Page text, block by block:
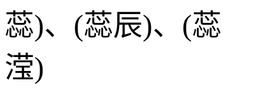
蕊)、(蕊辰)、(蕊
滢)